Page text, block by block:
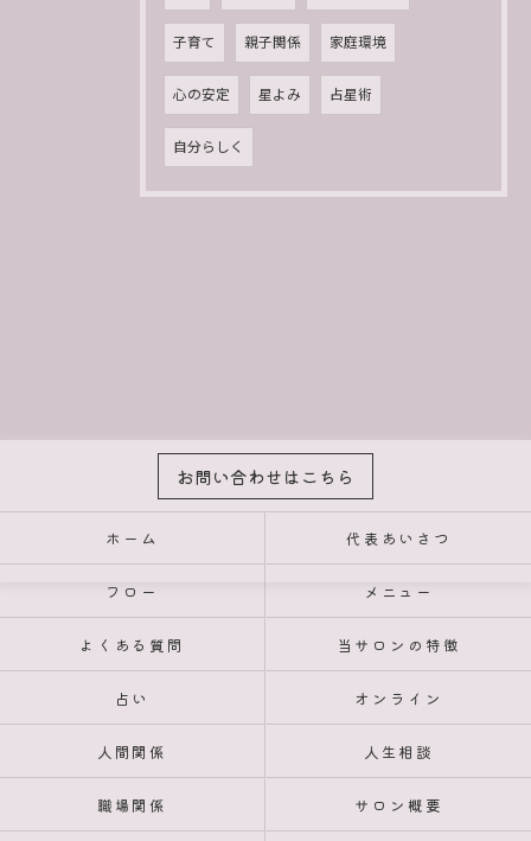
子育て 親子関係 家庭環境
心の安定 星よみ 占星術
自分らしく
お問い合わせはこちら
ホーム 代表あいさつ
フロー メニュー
よくある質問 当サロンの特徴
占い オンライン
人間関係 人生相談
職場関係 サロン概要